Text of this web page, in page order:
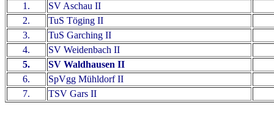
1.
SV Aschau II
2.
TuS Töging II
3.
TuS Garching II
4.
SV Weidenbach II
5.
SV Waldhausen II
6.
SpVgg Mühldorf II
7.
TSV Gars II